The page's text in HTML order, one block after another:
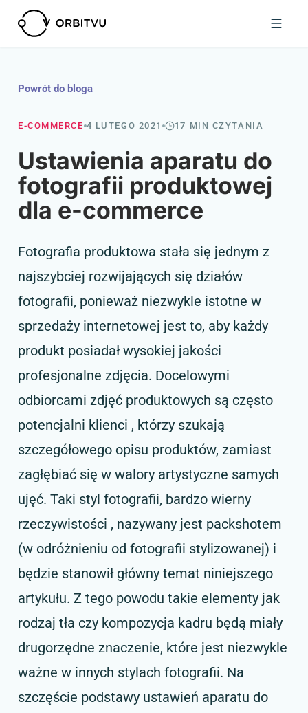
Powrót do bloga
E-COMMERCE 4 LUTEGO 2021 17 MIN CZYTANIA
Ustawienia aparatu do
fotografii produktowej
dla e-commerce
Fotografia produktowa stała się jednym z
najszybciej rozwijających się działów
fotografii, ponieważ niezwykle istotne w
sprzedaży internetowej jest to, aby każdy
produkt posiadał wysokiej jakości
profesjonalne zdjęcia. Docelowymi
odbiorcami zdjęć produktowych są często
potencjalni klienci , którzy szukają
szczegółowego opisu produktów, zamiast
zagłębiać się w walory artystyczne samych
ujęć. Taki styl fotografii, bardzo wierny
rzeczywistości , nazywany jest packshotem
(w odróżnieniu od fotografii stylizowanej) i
będzie stanowił główny temat niniejszego
artykułu. Z tego powodu takie elementy jak
rodzaj tła czy kompozycja kadru będą miały
drugorzędne znaczenie, które jest niezwykle
ważne w innych stylach fotografii. Na
szczęście podstawy ustawień aparatu do